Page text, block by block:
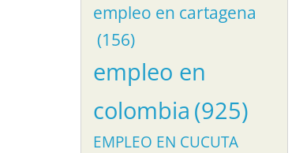
empleo en cartagena
(156)
empleo en
colombia (925)
EMPLEO EN CUCUTA